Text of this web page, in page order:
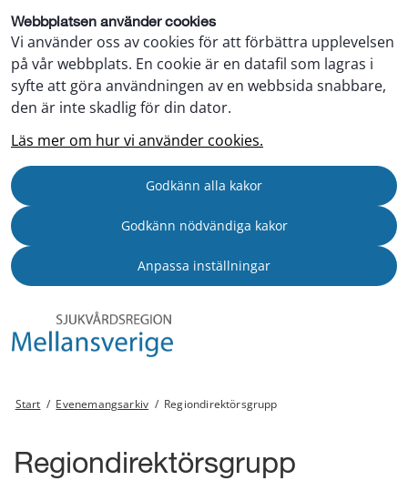
Webbplatsen använder cookies
Vi använder oss av cookies för att förbättra upplevelsen
på vår webbplats. En cookie är en datafil som lagras i
syfte att göra användningen av en webbsida snabbare,
den är inte skadlig för din dator.
Läs mer om hur vi använder cookies.
Godkänn alla kakor
Godkänn nödvändiga kakor
Anpassa inställningar
Start / Evenemangsarkiv / Regiondirektörsgrupp
Regiondirektörsgrupp